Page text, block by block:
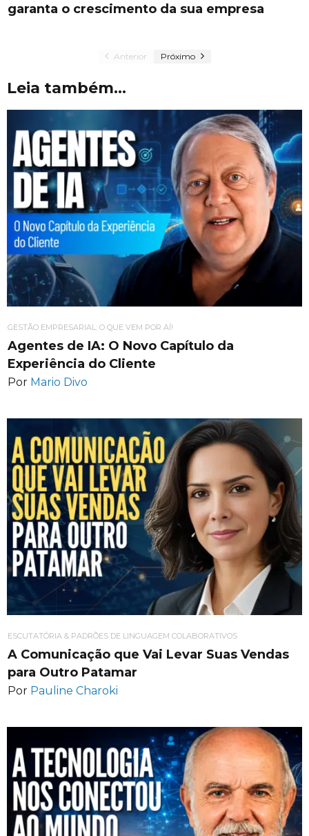
garanta o crescimento da sua empresa
Anterior Próximo
Leia também...
GESTÃO EMPRESARIAL: O QUE VEM POR AÍ!
Agentes de IA: O Novo Capítulo da
Experiência do Cliente
Por Mario Divo
ESCUTATÓRIA & PADRÕES DE LINGUAGEM COLABORATIVOS
A Comunicação que Vai Levar Suas Vendas
para Outro Patamar
Por Pauline Charoki